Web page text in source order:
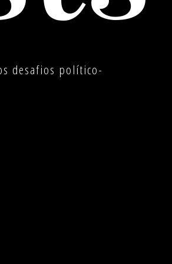
desafios político-